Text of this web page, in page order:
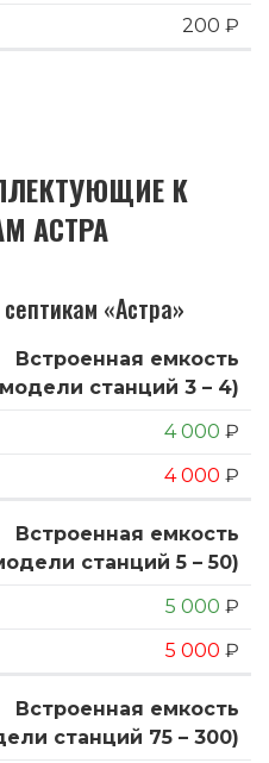
200 ₽
К
АСТРА
«Астра»
Встроенная емкость
станций 3 – 4)
4 000 ₽
4 000 ₽
Встроенная емкость
станций 5 – 50)
5 000 ₽
5 000 ₽
Встроенная емкость
станций 75 – 300)